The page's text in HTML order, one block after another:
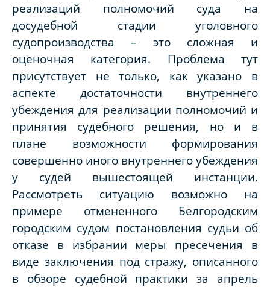
реализаций полномочий суда на
досудебной стадии уголовного
судопроизводства – это сложная и
оценочная категория. Проблема тут
присутствует не только, как указано в
аспекте достаточности внутреннего
убеждения для реализации полномочий и
принятия судебного решения, но и в
плане возможности формирования
совершенно иного внутреннего убеждения
у судей вышестоящей инстанции.
Рассмотреть ситуацию возможно на
примере отмененного Белгородским
городским судом постановления судьи об
отказе в избрании меры пресечения в
виде заключения под стражу, описанного
в обзоре судебной практики за апрель